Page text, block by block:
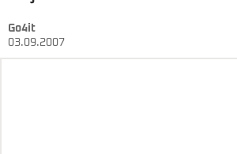
Go4it
03.09.2007